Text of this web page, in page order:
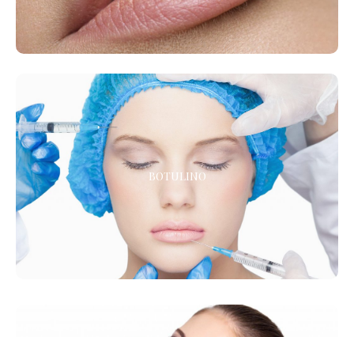
BOTULINO
BOTULINO
Elimina le rughe dal tuo viso!